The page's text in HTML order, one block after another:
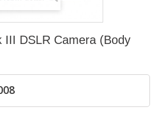
III DSLR Camera (Body